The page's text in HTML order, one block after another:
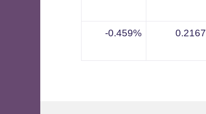
0.2167
0.459%-